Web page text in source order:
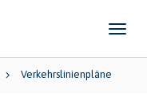
Verkehrslinienpläne